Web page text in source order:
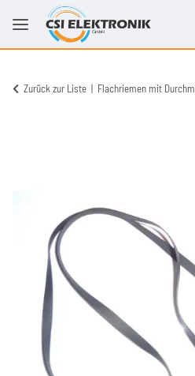
Zurück zur Liste Flachriemen mit